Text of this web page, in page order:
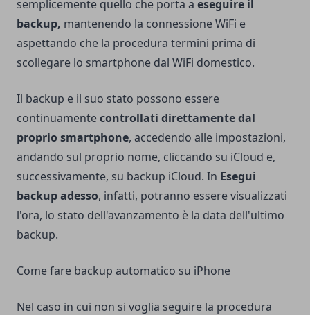
semplicemente quello che porta a eseguire il
backup, mantenendo la connessione WiFi e
aspettando che la procedura termini prima di
scollegare lo smartphone dal WiFi domestico.
Il backup e il suo stato possono essere
continuamentecontrollati direttamente dal
proprio smartphone, accedendo alle impostazioni,
andando sul proprio nome, cliccando su iCloud e,
successivamente, su backup iCloud. In Esegui
backup adesso, infatti, potranno essere visualizzati
l'ora, lo stato dell'avanzamento è la data dell'ultimo
backup.
Come fare backup automatico su iPhone
Nel caso in cui non si voglia seguire la procedura